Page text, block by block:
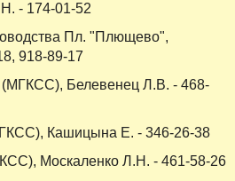
- 174-01-52
Пл. "Плющево",
918-89-17
Белевенец Л.В. - 468-
Кашицына Е. - 346-26-38
Москаленко Л.Н. - 461-58-26